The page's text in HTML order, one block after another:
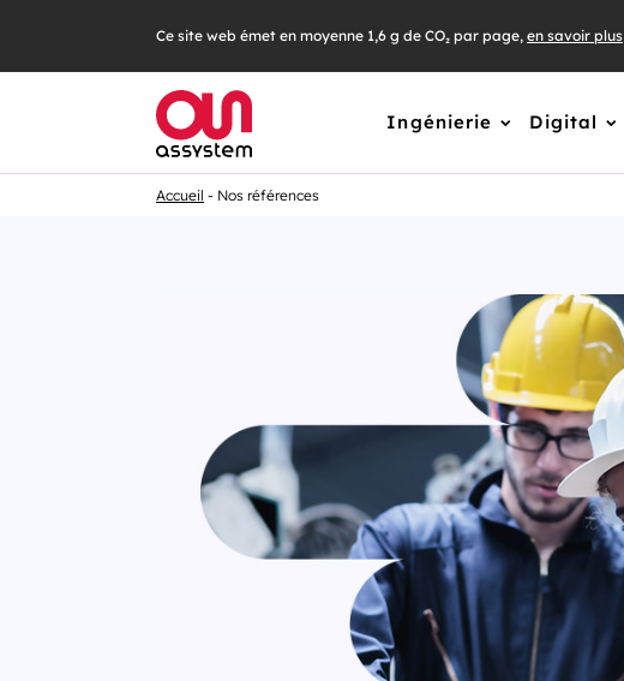
Ce site web émet en moyenne 1,6 g de CO₂ par page, en savoir plus
Ingénierie Digital
Accueil Nos références